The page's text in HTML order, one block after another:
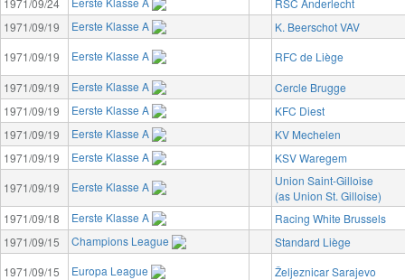
1971/09/19
Eerste Klasse A
K. Beerschot VAV
1971/09/19
Eerste Klasse A
RFC de Liège
1971/09/19
Eerste Klasse A
Cercle Brugge
1971/09/19
Eerste Klasse A
KFC Diest
1971/09/19
Eerste Klasse A
KV Mechelen
1971/09/19
Eerste Klasse A
KSV Waregem
1971/09/19
Eerste Klasse A
Union Saint-Gilloise
(as Union St. Gilloise)
1971/09/18
Eerste Klasse A
Racing White Brussels
1971/09/15
Champions League
Standard Liège
1971/09/15
Europa League
Željeznicar Sarajevo